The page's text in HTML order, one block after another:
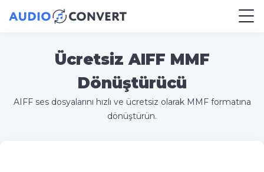
Ücretsiz AIFF MMF
Dönüştürücü
AIFF ses dosyalarını hızlı ve ücretsiz olarak MMF formatına
dönüştürün.